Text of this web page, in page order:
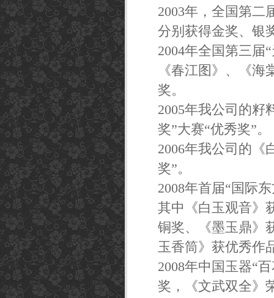
2003年，全国第二
分别获得金奖、银
2004年全国第三届
《春江图》、《
奖。
2005年我公司的籽
奖”大赛“优秀奖”。
2006年我公司的《
奖”。
2008年首届“国际
其中《白玉观音》
铜奖、《墨玉鼎》
玉香筒》获优秀作
2008年中国玉器“
奖，《文武双全》